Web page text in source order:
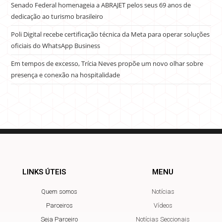
Senado Federal homenageia a ABRAJET pelos seus 69 anos de
dedicação ao turismo brasileiro
Poli Digital recebe certificação técnica da Meta para operar soluções
oficiais do WhatsApp Business
Em tempos de excesso, Trícia Neves propõe um novo olhar sobre
presença e conexão na hospitalidade
LINKS ÚTEIS
Quem somos
Parceiros
Seja Parceiro
MENU
Notícias
Vídeos
Notícias Seccionais